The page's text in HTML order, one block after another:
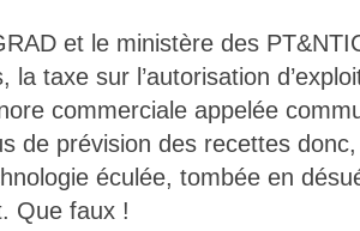
et le ministère des
la taxe sur l’autorisation
commerciale appelée
de prévision des recettes
éculée, tombée en
Que faux !